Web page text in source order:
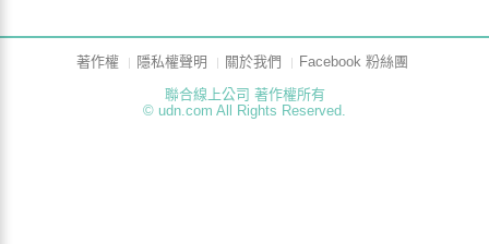
著作權 隱私權聲明 關於我們
Facebook 粉絲團
聯合線上公司 著作權所有
© udn.com All Rights Reserved.